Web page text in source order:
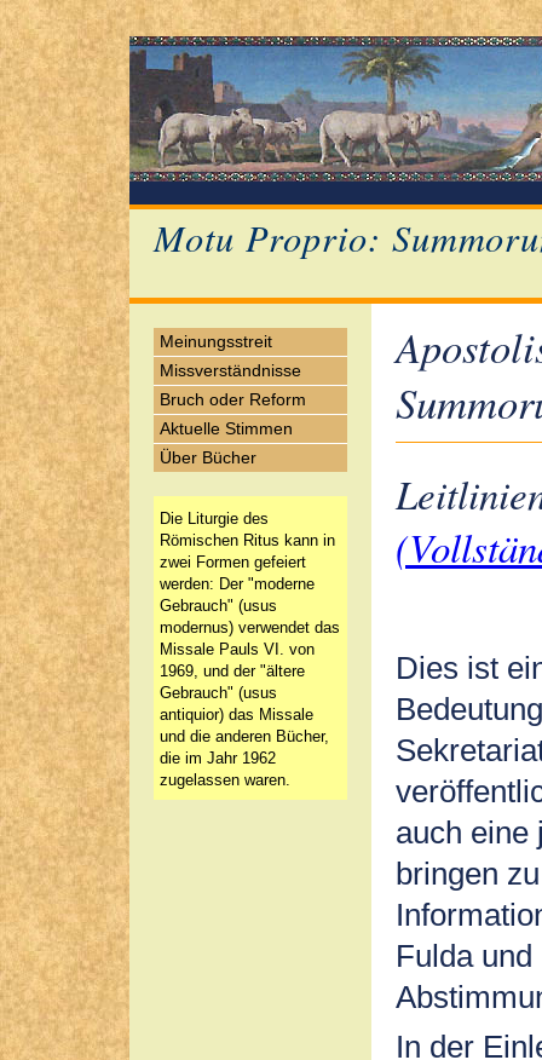
Motu Proprio:
Meinungsstreit
Missverständnisse
Bruch oder Reform
Aktuelle Stimmen
Über Bücher
Die Liturgie des
Römischen Ritus kann in
zwei Formen gefeiert
werden: Der "moderne
Gebrauch" (usus
modernus) verwendet das
Missale Pauls VI. von
1969, und der "ältere
Gebrauch" (usus
antiquior) das Missale
und die anderen Bücher,
die im Jahr 1962
zugelassen waren.
Dies ist
auch eine
bringen
Fulda
In der